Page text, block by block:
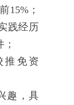
15% ；
践经历
推免资
趣，具